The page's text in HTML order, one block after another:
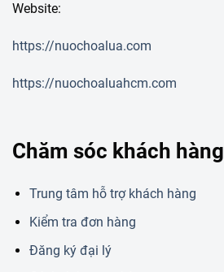
Website:
https://nuochoalua.com
https://nuochoaluahcm.com
Chăm sóc khách hàng
Trung tâm hỗ trợ khách hàng
Kiểm tra đơn hàng
Đăng ký đại lý